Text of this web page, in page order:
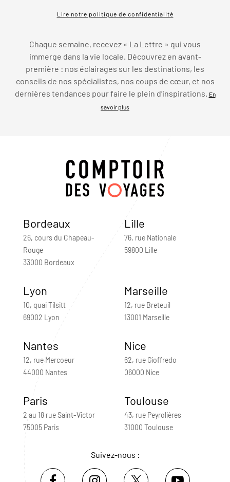
Lire notre politique de confidentialité
Chaque semaine, recevez « La Lettre » qui vous
immerge dans la vie locale. Découvrez en avant-
première : nos éclairages sur les destinations, les
conseils de nos spécialistes, nos coups de cœur, et nos
dernières tendances pour faire le plein d’inspirations. En
savoir plus
Bordeaux
26, cours du Chapeau-
Rouge
33000 Bordeaux
Lille
76, rue Nationale
59800 Lille
Lyon
10, quai Tilsitt
69002 Lyon
Marseille
12, rue Breteuil
13001 Marseille
Nantes
12, rue Mercoeur
44000 Nantes
Nice
62, rue Gioffredo
06000 Nice
Paris
2 au 18 rue Saint-Victor
75005 Paris
Toulouse
43, rue Peyrolières
31000 Toulouse
Suivez-nous :